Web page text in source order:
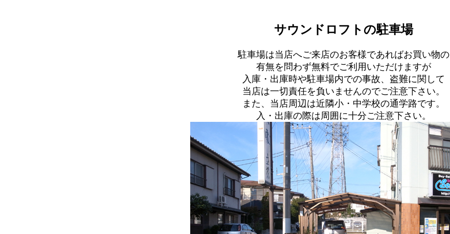
サウンドロフトの駐車場
駐車場は当店へご来店のお客様であればお買い物の
有無を問わず無料でご利用いただけますが
入庫・出庫時や駐車場内での事故、盗難に関して
当店は一切責任を負いませんのでご注意下さい。
また、当店周辺は近隣小・中学校の通学路です。
入・出庫の際は周囲に十分ご注意下さい。